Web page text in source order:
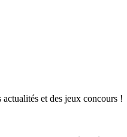
et des jeux concours !